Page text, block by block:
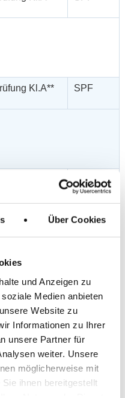
Über Cookies
und Anzeigen zu
Medien anbieten
Website zu
Informationen zu Ihrer
unsere Partner für
weiter. Unsere
möglicherweise mit
ihnen bereitgestellt
Kl.A**
SPF
SPF
120cm